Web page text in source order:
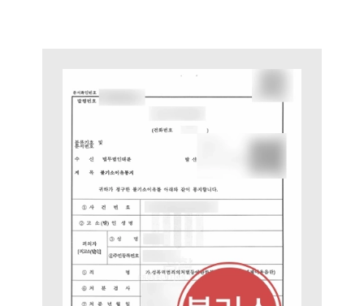
팀소개
팀소개
대륜의 강점
오시는 길
글로벌 파트너 로펌
고객의 소리
통합검색
AI대륜
업무사례